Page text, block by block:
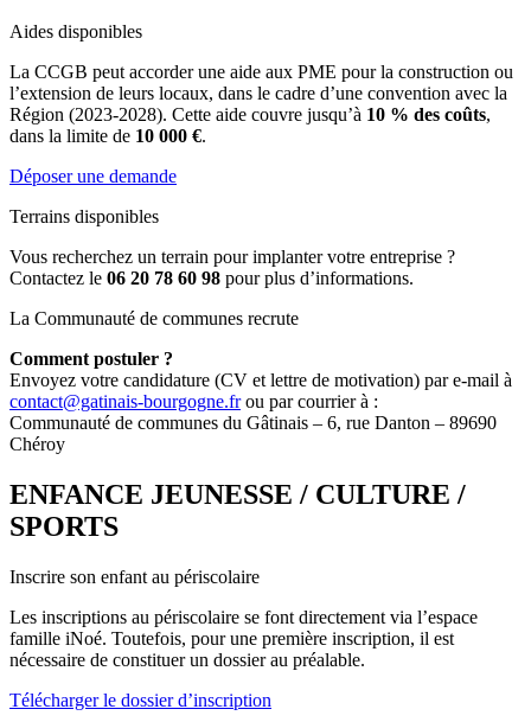
Aides disponibles
La CCGB peut accorder une aide aux PME pour la construction ou
l’extension de leurs locaux, dans le cadre d’une convention avec la
Région (2023-2028). Cette aide couvre jusqu’à 10 % des coûts,
dans la limite de 10 000 €.
Déposer une demande
Terrains disponibles
Vous recherchez un terrain pour implanter votre entreprise ?
Contactez le 06 20 78 60 98 pour plus d’informations.
La Communauté de communes recrute
Comment postuler ?
Envoyez votre candidature (CV et lettre de motivation) par e-mail à
contact@gatinais-bourgogne.frou par courrier à :
Communauté de communes du Gâtinais – 6, rue Danton – 89690
Chéroy
ENFANCE JEUNESSE / CULTURE /
SPORTS
Inscrire son enfant au périscolaire
Les inscriptions au périscolaire se font directement via l’espace
famille iNoé. Toutefois, pour une première inscription, il est
nécessaire de constituer un dossier au préalable.
Télécharger le dossier d’inscription